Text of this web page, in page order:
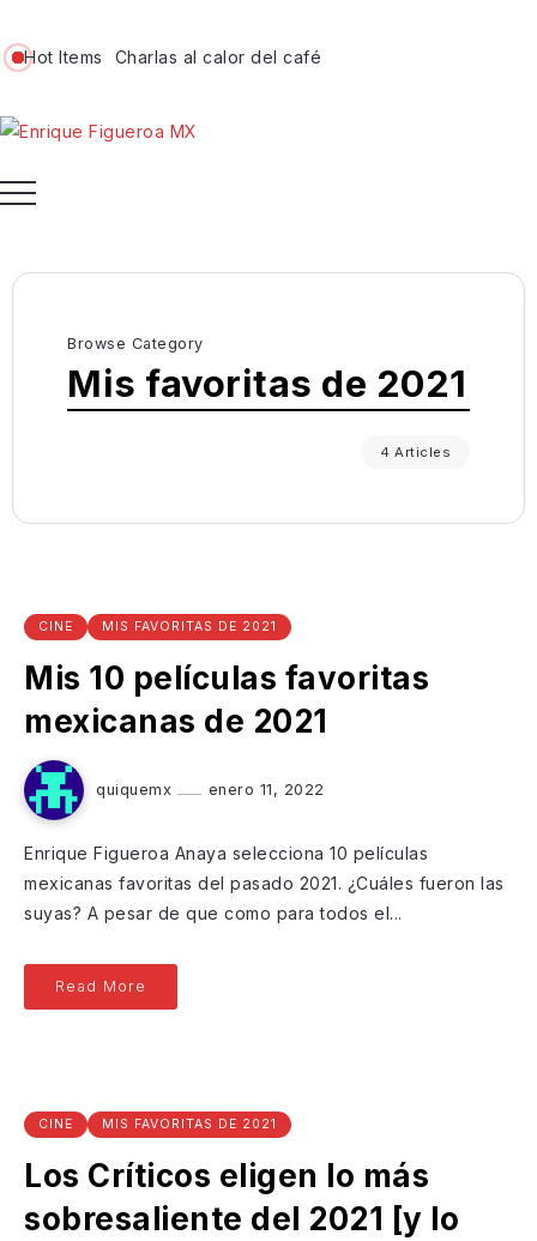
Hot Items Charlas al calor del café
Browse Category
Mis favoritas de 2021
4 Articles
CINE MIS FAVORITAS DE 2021
Mis 10 películas favoritas
mexicanas de 2021
quiquemx enero 11, 2022
Enrique Figueroa Anaya selecciona 10 películas
mexicanas favoritas del pasado 2021. ¿Cuáles fueron las
suyas? A pesar de que como para todos el...
Read More
CINE MIS FAVORITAS DE 2021
Los Críticos eligen lo más
sobresaliente del 2021 [y lo